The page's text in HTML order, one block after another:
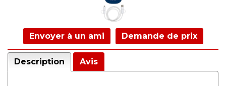
Envoyer à un ami Demande de prix
Description Avis